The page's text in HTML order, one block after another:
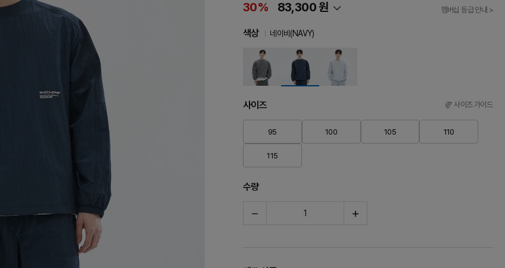
30% 83,300 원 멤버십 등급 안내 >
색상 네이비(NAVY)
사이즈 사이즈 가이드
95 100 105 110
115
수량